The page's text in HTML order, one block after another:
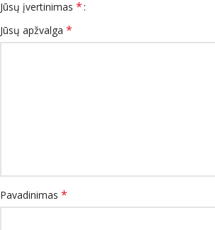
Jūsų įvertinimas *
Jūsų apžvalga *
Pavadinimas *